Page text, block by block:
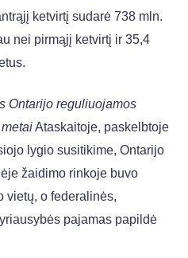
ketvirtį sudarė 738 mln.
nei pirmąjį ketvirtį ir 35,4
Ontarijo reguliuojamos
Ataskaitoje, paskelbtoje
lygio susitikime, Ontarijo
žaidimo rinkoje buvo
vietų, o federalinės,
pajamas papildė